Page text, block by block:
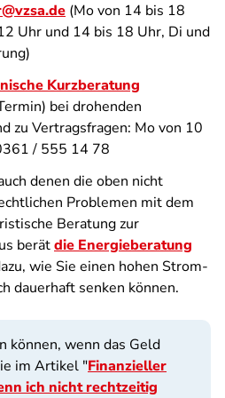
(Mo von 14 bis 18
Uhr und 14 bis 18 Uhr, Di und
Kurzberatung
bei drohenden
zu Vertragsfragen: Mo von 10
/ 555 14 78
denen die oben nicht
Problemen mit dem
Beratung zur
berätdie Energieberatung
wie Sie einen hohen Strom-
dauerhaft senken können.
können, wenn das Geld
im Artikel "Finanzieller
ich nicht rechtzeitig